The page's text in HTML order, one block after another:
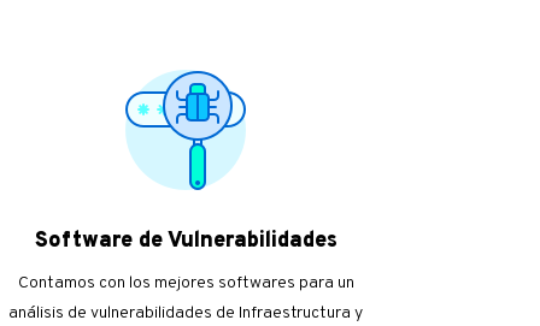
Software de Vulnerabilidades
Contamos con los mejores softwares para un
análisis de vulnerabilidades de Infraestructura y